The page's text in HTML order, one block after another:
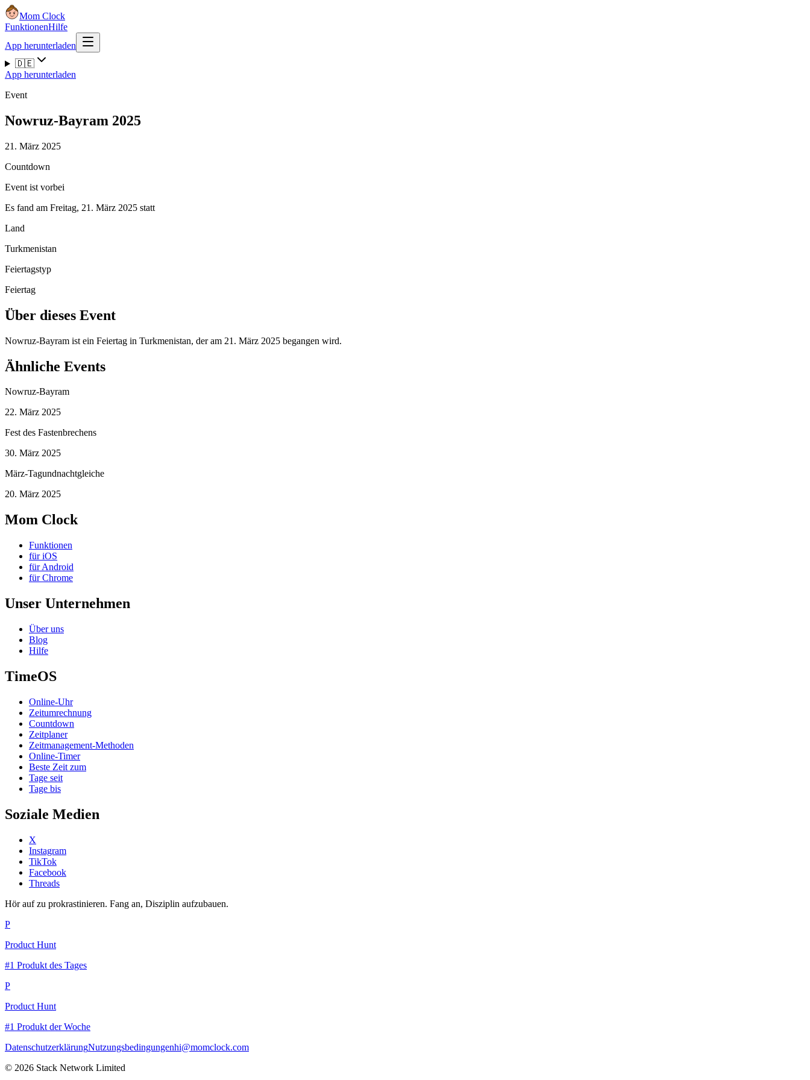
Mom Clock
FunktionenHilfe
App herunterladen
🇩🇪
App herunterladen
Event
Nowruz-Bayram 2025
21. März 2025
Countdown
Event ist vorbei
Es fand am Freitag, 21. März 2025 statt
Land
Turkmenistan
Feiertagstyp
Feiertag
Über dieses Event
Nowruz-Bayram ist ein Feiertag in Turkmenistan, der am 21. März 2025 begangen wird.
Ähnliche Events
Nowruz-Bayram
22. März 2025
Fest des Fastenbrechens
30. März 2025
März-Tagundnachtgleiche
20. März 2025
Mom Clock
Funktionen
für iOS
für Android
für Chrome
Unser Unternehmen
Über uns
Blog
Hilfe
TimeOS
Online-Uhr
Zeitumrechnung
Countdown
Zeitplaner
Zeitmanagement-Methoden
Online-Timer
Beste Zeit zum
Tage seit
Tage bis
Soziale Medien
X
Instagram
TikTok
Facebook
Threads
Hör auf zu prokrastinieren. Fang an, Disziplin aufzubauen.
P
Product Hunt
#1 Produkt des Tages
P
Product Hunt
#1 Produkt der Woche
DatenschutzerklärungNutzungsbedingungenhi@momclock.com
© 2026 Stack Network Limited